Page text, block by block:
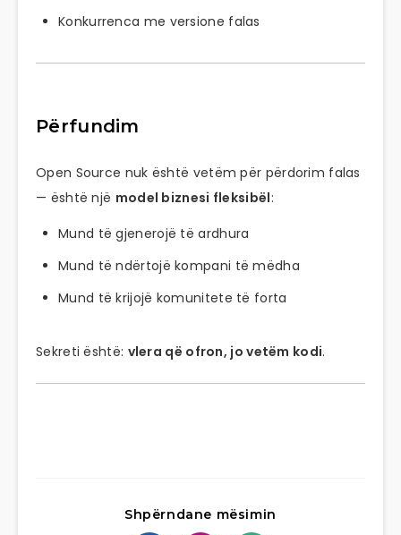
Konkurrenca me versione falas
Përfundim
Open Source nuk është vetëm për përdorim falas
— është një model biznesi fleksibël:
Mund të gjenerojë të ardhura
Mund të ndërtojë kompani të mëdha
Mund të krijojë komunitete të forta
Sekreti është: vlera që ofron, jo vetëm kodi.
Shpërndane mësimin